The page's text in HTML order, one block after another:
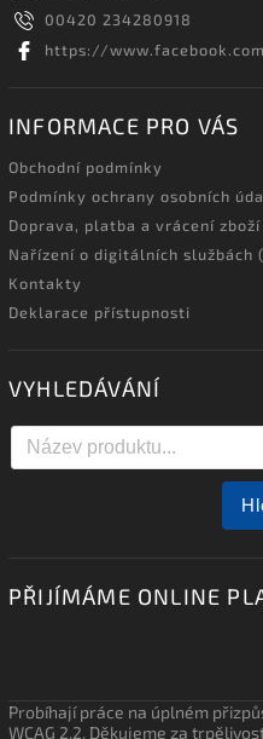
00420 234280918
https://
INFORMACE PRO VÁS
Obchodní podmínky
Podmínky ochrany osobních
Doprava, platba a vrácení zboží
Nařízení o digitálních službách
Kontakty
Deklarace přístupnosti
VYHLEDÁVÁNÍ
PŘIJÍMÁME ONLINE
Probíhají práce na úplném
WCAG 2.2. Děkujeme za